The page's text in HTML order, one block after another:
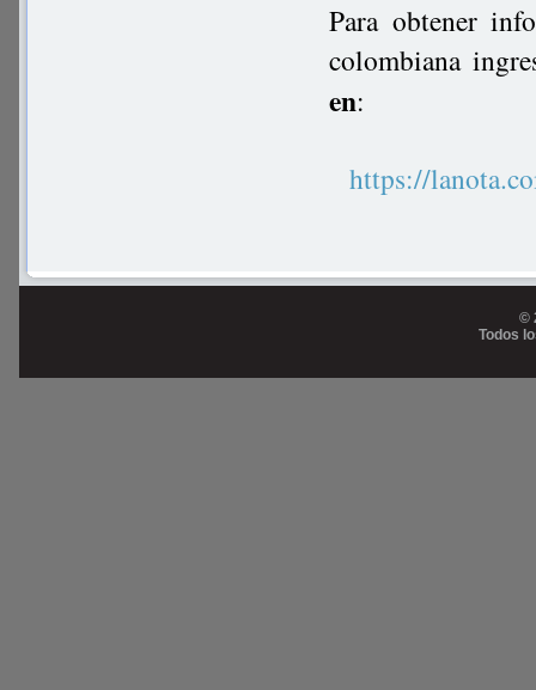
Para obtener
colombiana
en:
https://
©
Todos